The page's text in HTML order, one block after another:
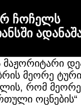
ჩოჩელს
მაჟორიტარი
მეორე
რომ მეორე